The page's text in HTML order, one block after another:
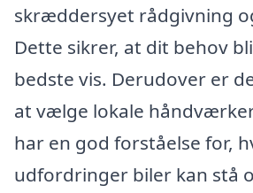
skræddersyet rådgivning
Dette sikrer, at dit behov
bedste vis. Derudover er
at vælge lokale
har en god forståelse for,
udfordringer biler kan stå